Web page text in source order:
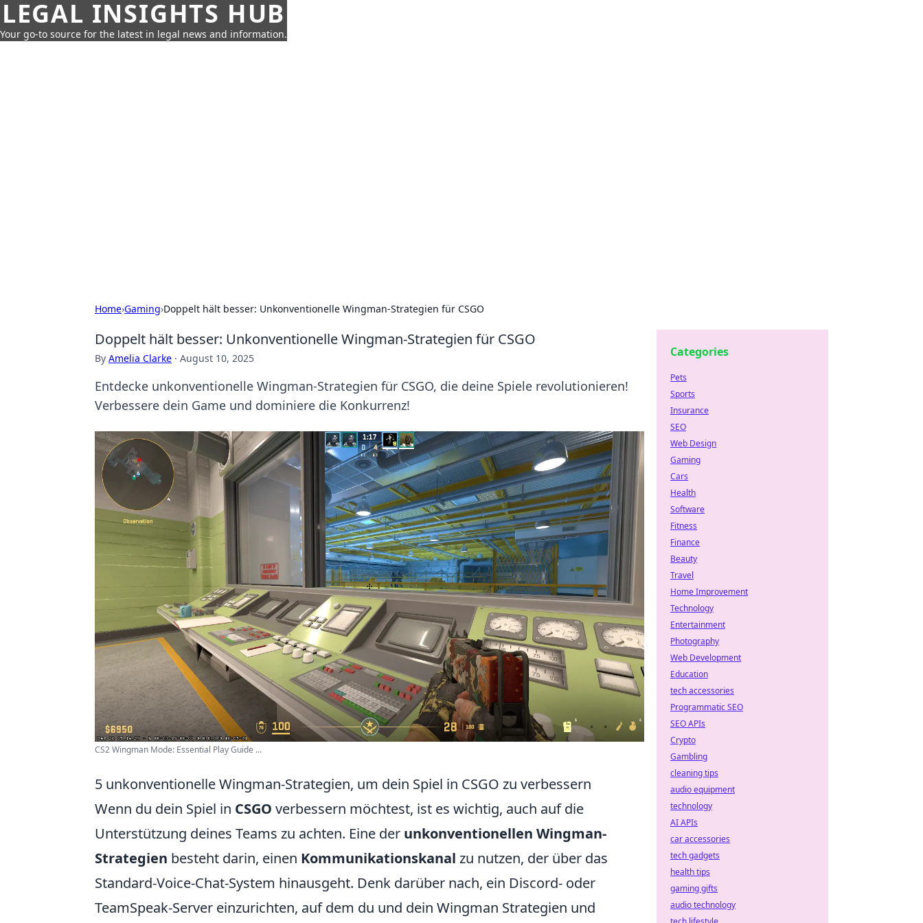
LEGAL INSIGHTS HUB
Your go-to source for the latest in legal news and information.
Home›Gaming›Doppelt hält besser: Unkonventionelle Wingman-Strategien für CSGO
Doppelt hält besser: Unkonventionelle Wingman-Strategien für CSGO
By Amelia Clarke · August 10, 2025
Entdecke unkonventionelle Wingman-Strategien für CSGO, die deine Spiele revolutionieren!
Verbessere dein Game und dominiere die Konkurrenz!
CS2 Wingman Mode: Essential Play Guide ...
5 unkonventionelle Wingman-Strategien, um dein Spiel in CSGO zu verbessern
Wenn du dein Spiel in CSGO verbessern möchtest, ist es wichtig, auch auf die
Unterstützung deines Teams zu achten. Eine der unkonventionellen Wingman-
Strategien besteht darin, einen Kommunikationskanal zu nutzen, der über das
Standard-Voice-Chat-System hinausgeht. Denk darüber nach, ein Discord- oder
TeamSpeak-Server einzurichten, auf dem du und dein Wingman Strategien und
Categories
Pets
Sports
Insurance
SEO
Web Design
Gaming
Cars
Health
Software
Fitness
Finance
Beauty
Travel
Home Improvement
Technology
Entertainment
Photography
Web Development
Education
tech accessories
Programmatic SEO
SEO APIs
Crypto
Gambling
cleaning tips
audio equipment
technology
AI APIs
car accessories
tech gadgets
health tips
gaming gifts
audio technology